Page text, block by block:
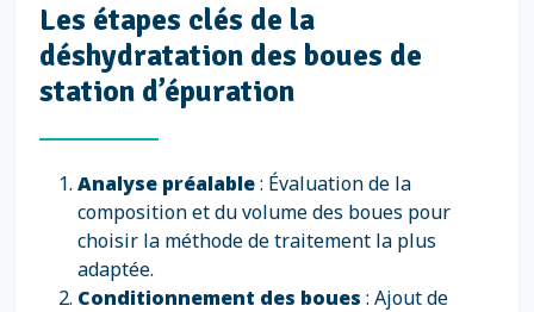
Les étapes clés de la
déshydratation des boues de
station d’épuration
Analyse préalable: Évaluation de la
composition et du volume des boues pour
choisir la méthode de traitement la plus
adaptée.
Conditionnement des boues : Ajout de